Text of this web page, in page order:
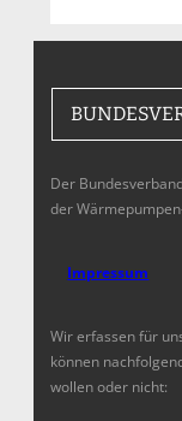
Der
der
Impressum
Wir erfassen für
können
wollen oder nicht: